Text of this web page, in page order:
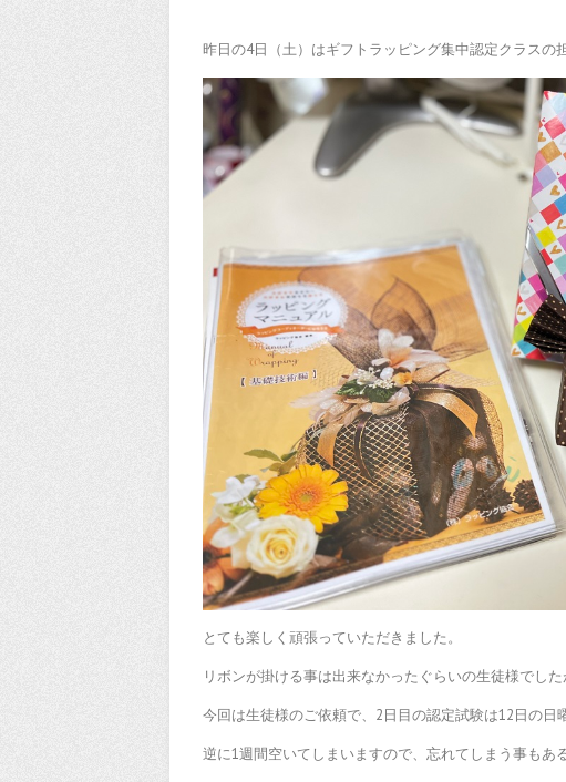
昨日の4日（土）はギフトラッピング集中認定クラスの
とても楽しく頑張っていただきました。
リボンが掛ける事は出来なかったぐらいの生徒様でし
今回は生徒様のご依頼で、2日目の認定試験は12日の日
逆に1週間空いてしまいますので、忘れてしまう事もあ